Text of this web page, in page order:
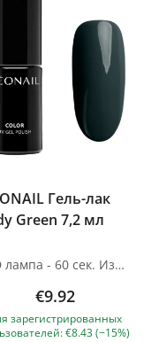
Гель-лак
Green 7,2 мл
LED лампа - 60 сек. Изображения продуктов носят иллюстративный характер. Если у вас есть какие-либо вопросы, мы всегда ждем вашего письма nanatallinn@gmail.com
€9.92
зарегистрированных
€8.43 (−15%)